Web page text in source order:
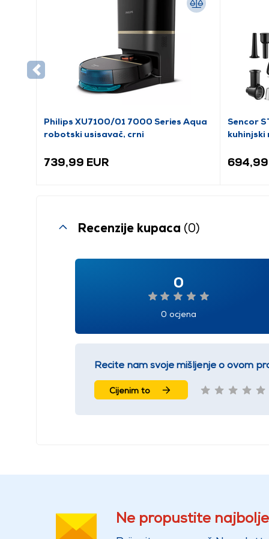
Philips XU7100/01 7000 Series Aqua
robotski usisavač, crni
739,99 EUR
Sencor
694,99
Recenzije kupaca (0)
0
0 ocjena
Recite nam svoje mišljenje o ovom
Cijenim to
Ne propustite